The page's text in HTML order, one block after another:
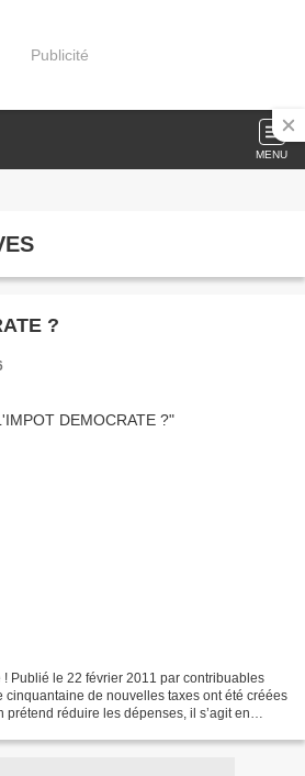
Publicité
MENU
?
Publié le 22 février 2011 par contribuables
cinquantaine de nouvelles taxes ont été créées
prétend réduire les dépenses, il s’agit en